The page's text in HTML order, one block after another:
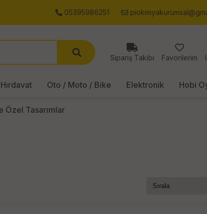
05395986251
Sipariş Takibi Favorilerim
Oto / Moto / Bike Elektronik Hobi
Özel Tasarımlar